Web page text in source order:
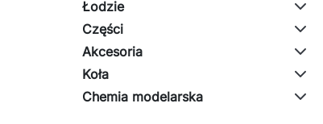
Łodzie
Części
Akcesoria
Koła
Chemia modelarska